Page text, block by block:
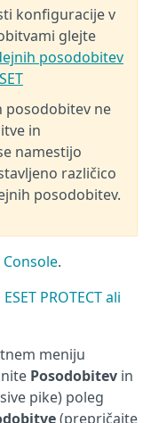
konfiguracije v
glejte
posodobitev
posodobitev ne
in
namestijo
različico
posodobitev.
Console.
PROTECT ali
meniju
Posodobitev in
pike) poleg
(prepričajte